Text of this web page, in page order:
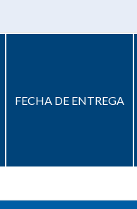
FECHA DE ENTREGA